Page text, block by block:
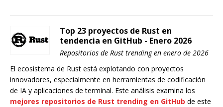
Top 23 proyectos de Rust en
tendencia en GitHub - Enero 2026
Repositorios de Rust trending en enero de 2026
El ecosistema de Rust está explotando con proyectos
innovadores, especialmente en herramientas de codificación
de IA y aplicaciones de terminal. Este análisis examina los
mejores repositorios de Rust trending en GitHub de este